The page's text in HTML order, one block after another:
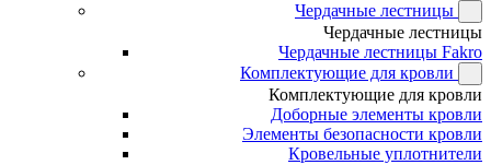
Чердачные лестницы
Чердачные лестницы
Чердачные лестницы Fakro
Комплектующие для кровли
Комплектующие для кровли
Доборные элементы кровли
Элементы безопасности кровли
Кровельные уплотнители